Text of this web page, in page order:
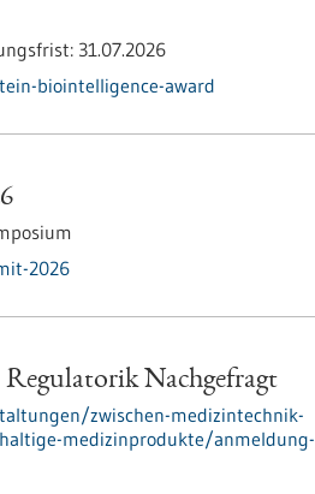
31.07.2026
biointelligence-award
2026
Nachgefragt
zwischen-medizintechnik-
medizinprodukte/anmeldung-